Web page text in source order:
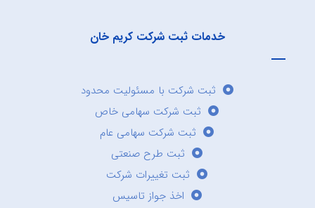
خدمات ثبت شرکت کریم خان
ثبت شرکت با مسئولیت محدود
ثبت شرکت سهامی خاص
ثبت شرکت سهامی عام
ثبت طرح صنعتی
ثبت تغییرات شرکت
اخذ جواز تاسیس